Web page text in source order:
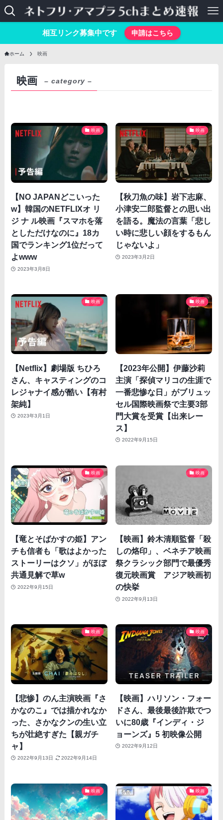
相互リンク募集中です 申請はこちら
ホーム 映画
映画 – category –
映画
【NO JAPANどこいった
w】韓国のNETFLIXオ リ
ジ ナ ル映画『スマホを落
としただけなのに』18カ
国でランキング1位だって
よwww
2023年3月8日
映画
【秋刀魚の味】岩下志麻、
小津安二郎監督との思い出
を語る。魔法の言葉「悲し
い時に悲しい顔をするもん
じゃないよ」
2023年3月2日
映画
【Netflix】劇場版 ちひろ
さん、キャスティングのコ
レジャナイ感が酷い【有村
架純】
2023年3月1日
映画
【2023年公開】伊藤沙莉
主演「探偵マリコの生涯で
一番悲惨な日」がブリュッ
セル国際映画祭で主要3部
門大賞を受賞【出来レー
ス】
2022年9月15日
映画
【竜とそばかすの姫】アン
チも信者も「歌はよかった
ストーリーはクソ」がほぼ
共通見解で草w
2022年9月15日
映画
【映画】鈴木清順監督「殺
しの烙印」、ベネチア映画
祭クラシック部門で最優秀
復元映画賞 アジア映画初
の快挙
2022年9月13日
映画
【悲惨】のん主演映画『さ
かなのこ』では描かれなか
った、さかなクンの生い立
ちが壮絶すぎた【親ガチ
ャ】
2022年9月13日 2022年9月14日
映画
【映画】ハリソン・フォー
ドさん、最後最後詐欺でつ
いに80歳『インディ・ジ
ョーンズ』5 初映像公開
2022年9月12日
映画 映画